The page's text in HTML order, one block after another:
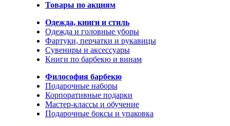
Товары по акциям
Одежда, книги и стиль
Одежда и головные уборы
Фартуки, перчатки и рукавицы
Сувениры и аксессуары
Книги по барбекю и винам
Философия барбекю
Подарочные наборы
Корпоративные подарки
Мастер-классы и обучение
Подарочные боксы и упаковка